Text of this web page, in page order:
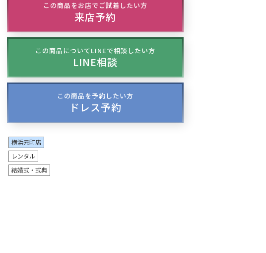
この商品をお店でご試着したい方
来店予約
この商品についてLINEで相談したい方
LINE相談
この商品を予約したい方
ドレス予約
横浜元町店
レンタル
結婚式・式典